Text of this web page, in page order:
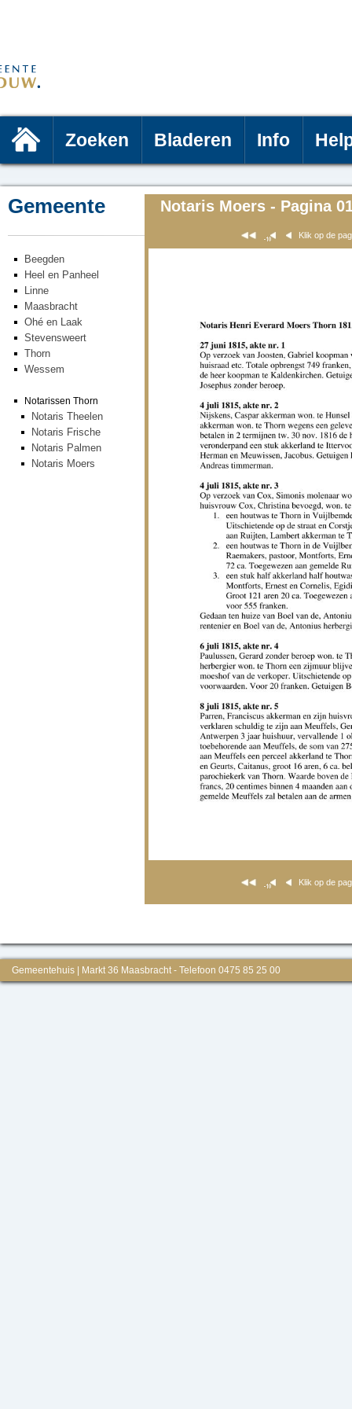
Zoeken Bladeren Info
Gemeente
Beegden
Heel en Panheel
Linne
Maasbracht
Ohé en Laak
Stevensweert
Thorn
Wessem
Notarissen Thorn
Notaris Theelen
Notaris Frische
Notaris Palmen
Notaris Moers
Notaris Moers - Pagina
Klik op de
Klik op de
Gemeentehuis | Markt 36 Maasbracht - Telefoon 0475 85 25 00